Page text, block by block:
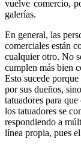
vuelve comercio,
galerías.
En general, las
comerciales están
cualquier otro. No
cumplen más bien
Esto sucede
por sus dueños,
tatuadores para
los tatuadores se
respondiendo a
línea propia, pues